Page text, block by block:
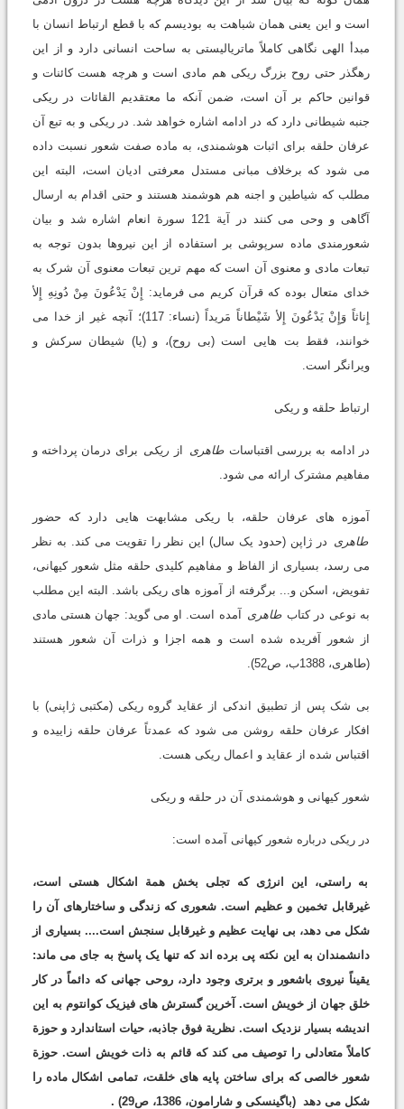
است و این یعنی همان شباهت به بودیسم که با قطع ارتباط انسان با
مبدأ الهی نگاهی کاملاً ماتریالیستی به ساحت انسانی دارد و از این
رهگذر حتی روح بزرگ ریکی هم مادی است و هرچه هست کائنات و
قوانین حاکم بر آن است، ضمن آنکه ما معتقدیم القائات در ریکی
جنبه شیطانی دارد که در ادامه اشاره خواهد شد. در ریکی و به تبع آن
عرفان حلقه برای اثبات هوشمندی، به ماده صفت شعور نسبت داده
می شود که برخلاف مبانی مستدل معرفتی ادیان است، البته این
مطلب که شیاطین و اجنه هم هوشمند هستند و حتی اقدام به ارسال
آگاهی و وحی می کنند در آیة 121 سورة انعام اشاره شد و بیان
شعورمندی ماده سرپوشی بر استفاده از این نیروها بدون توجه به
تبعات مادی و معنوی آن است که مهم ترین تبعات معنوی آن شرک به
خدای متعال بوده که قرآن کریم می فرماید: إِنْ یَدْعُونَ مِنْ دُونِهِ إِلأ
إِناثاً وَإِنْ یَدْعُونَ إِلأ شَیْطاناً مَریداً (نساء: 117)؛ آنچه غیر از خدا مى
خوانند، فقط بت هایى است (بى روح)، و (یا) شیطان سرکش و
ویرانگر است.
ارتباط حلقه و ریکی
در ادامه به بررسی اقتباسات طاهری از ریکی برای درمان پرداخته و
مفاهیم مشترک ارائه می شود.
آموزه های عرفان حلقه، با ریکی مشابهت هایی دارد که حضور
طاهری در ژاپن (حدود یک سال) این نظر را تقویت می کند. به نظر
می رسد، بسیاری از الفاظ و مفاهیم کلیدی حلقه مثل شعور کیهانی،
تفویض، اسکن و... برگرفته از آموزه های ریکی باشد. البته این مطلب
به نوعی در کتاب طاهری
آمده است. او می گوید: جهان هستی مادی
از شعور آفریده شده است و همه اجزا و ذرات آن شعور هستند
(طاهری، 1388ب، ص52).
بی شک پس از تطبیق اندکی از عقاید گروه ریکی (مکتبی ژاپنی) با
افکار عرفان حلقه روشن می شود که عمدتاً عرفان حلقه زاییده و
اقتباس شده از عقاید و اعمال ریکی هست.
شعور کیهانی و هوشمندی آن در حلقه و ریکی
در ریکی درباره شعور کیهانی آمده است:
به راستی، این انرژی که تجلی بخش همة اشکال هستی است،
غیرقابل تخمین و عظیم است. شعوری که زندگی و ساختارهای آن را
شکل می دهد، بی نهایت عظیم و غیرقابل سنجش است.... بسیاری از
دانشمندان به این نکته پی برده اند که تنها یک پاسخ به جای می ماند:
یقیناً نیروی باشعور و برتری وجود دارد، روحی جهانی که دائماً در کار
خلق جهان از خویش است. آخرین گسترش های فیزیک کوانتوم به این
اندیشه بسیار نزدیک است. نظریة فوق جاذبه، حیات استاندارد و حوزة
کاملاً متعادلی را توصیف می کند که قائم به ذات خویش است. حوزة
شعور خالصی که برای ساختن پایه های خلقت، تمامی اشکال ماده را
شکل می دهد (باگینسکی و شارامون، 1386، ص29) .